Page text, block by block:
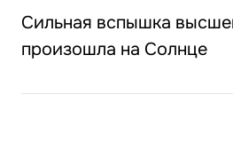
Сильная вспышка
произошла на Солнце